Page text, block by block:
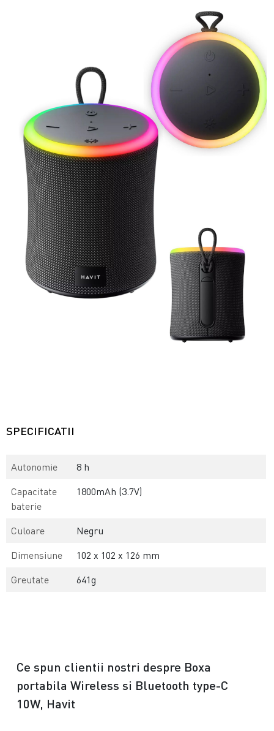
SPECIFICATII
Autonomie
8 h
Capacitate
baterie
1800mAh (3.7V)
Culoare
Negru
Dimensiune
102 x 102 x 126 mm
Greutate
641g
Ce spun clientii nostri despre Boxa
portabila Wireless si Bluetooth type-C
10W, Havit